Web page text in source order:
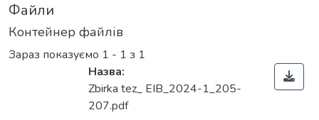
Файли
Контейнер файлів
Зараз показуємо 1 - 1 з 1
Назва:
Zbirka tez_ EIB_2024-1_205-
207.pdf